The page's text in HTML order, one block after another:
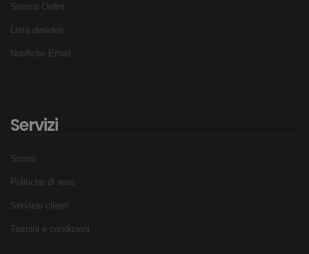
Storico Ordini
Lista desideri
Notifiche Email
Servizi
Sconti
Politiche di reso
Servizio clienti
Termini e condizioni